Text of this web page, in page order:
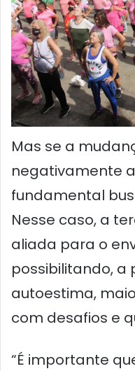
Mas se a
negativamente
fundamental
Nesse caso, a
aliada para o
possibilitando, a
autoestima,
com desafios e
“É importante